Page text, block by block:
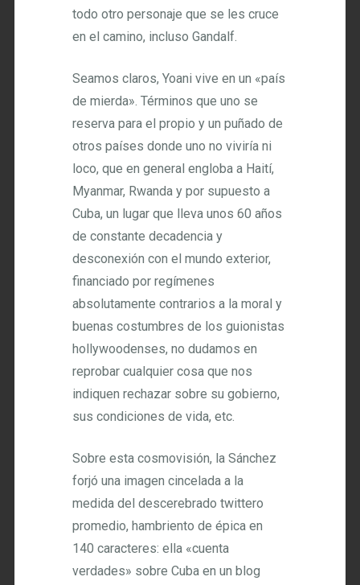
todo otro personaje que se les cruce
en el camino, incluso Gandalf.
Seamos claros, Yoani vive en un «país
de mierda». Términos que uno se
reserva para el propio y un puñado de
otros países donde uno no viviría ni
loco, que en general engloba a Haití,
Myanmar, Rwanda y por supuesto a
Cuba, un lugar que lleva unos 60 años
de constante decadencia y
desconexión con el mundo exterior,
financiado por regímenes
absolutamente contrarios a la moral y
buenas costumbres de los guionistas
hollywoodenses, no dudamos en
reprobar cualquier cosa que nos
indiquen rechazar sobre su gobierno,
sus condiciones de vida, etc.
Sobre esta cosmovisión, la Sánchez
forjó una imagen cincelada a la
medida del descerebrado twittero
promedio, hambriento de épica en
140 caracteres: ella «cuenta
verdades» sobre Cuba en un blog